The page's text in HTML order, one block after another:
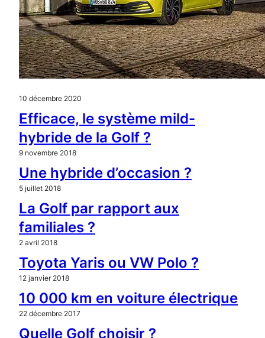
10 décembre 2020
Efficace, le système mild-
hybride de la Golf ?
9 novembre 2018
Une hybride d’occasion ?
5 juillet 2018
La Golf par rapport aux
familiales ?
2 avril 2018
Toyota Yaris ou VW Polo ?
12 janvier 2018
10 000 km en voiture électrique
22 décembre 2017
Quelle Golf choisir ?